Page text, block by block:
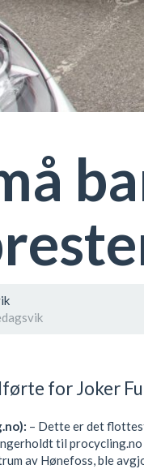
for Joker
– Dette er det
til
av Hønefoss, ble